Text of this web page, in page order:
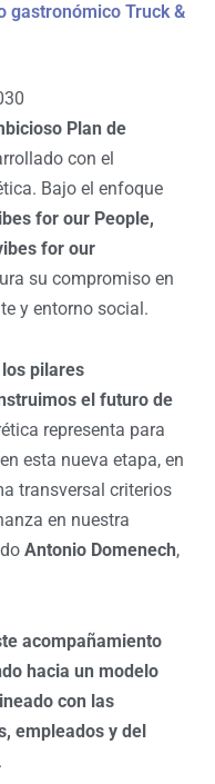
gastronómico Truck &
Plan de
con el
Bajo el enfoque
for our People,
for our
su compromiso en
y entorno social.
pilares
el futuro de
representa para
esta nueva etapa, en
transversal criterios
en nuestra
Antonio Domenech,
acompañamiento
hacia un modelo
con las
empleados y del